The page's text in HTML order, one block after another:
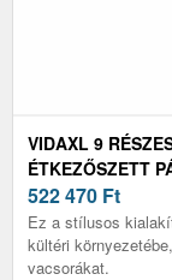
VIDAXL 9
ÉTKEZŐSZETT
522 470 Ft
Ez a stílusos
kültéri
vacsorákat.